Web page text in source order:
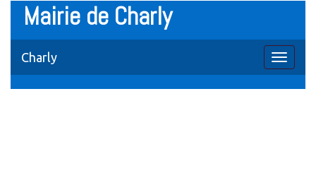
Mairie de Charly
Toggle
Charly